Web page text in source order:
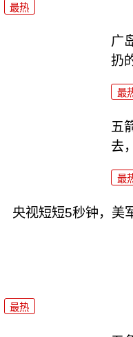
最热
广
扔
最
五
去
最
央视短短5秒钟，美
最热